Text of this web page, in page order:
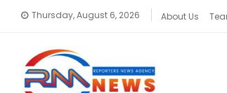
Thursday, August 6, 2026 About Us